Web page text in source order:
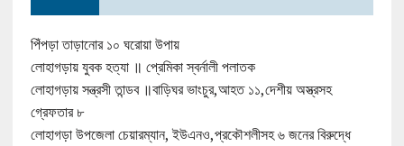
পিঁপড়া তাড়ানোর ১০ ঘরোয়া উপায়
লোহাগড়ায় যুবক হত্যা ॥ প্রেমিকা স্বর্নালী পলাতক
লোহাগড়ায় সন্ত্রসী তান্ডব ॥বাড়িঘর ভাংচুর,আহত ১১,দেশীয় অস্ত্রসহ
গ্রেফতার ৮
লোহাগড়া উপজেলা চেয়ারম্যান, ইউএনও,প্রকৌশলীসহ ৬ জনের বিরুদ্ধে